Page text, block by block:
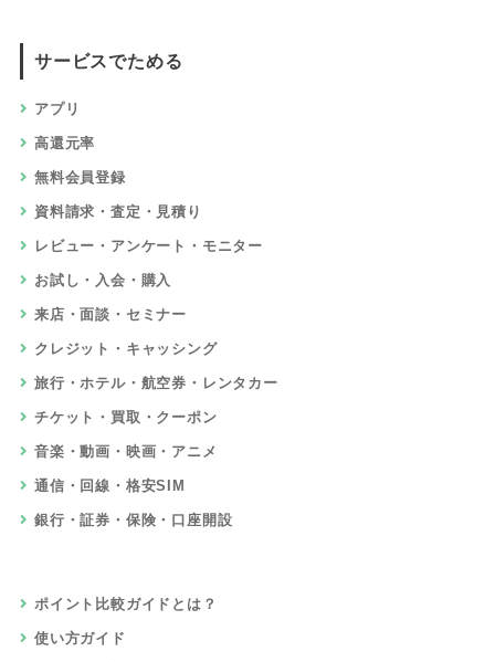
サービスでためる
アプリ
高還元率
無料会員登録
資料請求・査定・見積り
レビュー・アンケート・モニター
お試し・入会・購入
来店・面談・セミナー
クレジット・キャッシング
旅行・ホテル・航空券・レンタカー
チケット・買取・クーポン
音楽・動画・映画・アニメ
通信・回線・格安SIM
銀行・証券・保険・口座開設
ポイント比較ガイドとは？
使い方ガイド